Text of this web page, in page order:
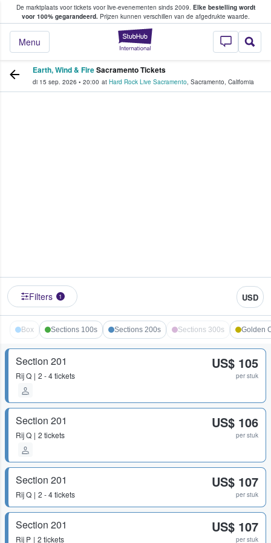
De marktplaats voor tickets voor live-evenementen sinds 2009. Elke bestelling wordt
voor 100% gegarandeerd.Prijzen kunnen verschillen van de afgedrukte waarde.
StubHub: waar
Menu
tickets kopen en verkopen
Earth, Wind & FireSacramento Tickets
di 15 sep. 2026 • 20:00 at Hard Rock Live Sacramento, Sacramento, California
Filters 1 USD
Box Sections 100s Sections 200s Sections 300s Golden
Section 201
RijQ 2 - 4 tickets
US$ 105
per stuk
Section 201
RijQ 2 tickets
US$ 106
per stuk
Section 201
RijQ 2 - 4 tickets
US$ 107
per stuk
Section 201
Rij P 2 tickets
US$ 107
per stuk